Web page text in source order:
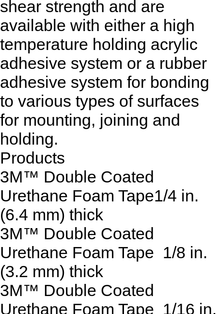
shear strength and are
available with either a high
temperature holding acrylic
adhesive system or a rubber
adhesive system for bonding
to various types of surfaces
for mounting, joining and
holding.
Products
3M™ Double Coated
Urethane Foam Tape1/4 in.
(6.4 mm) thick
3M™ Double Coated
Urethane Foam Tape 1/8 in.
(3.2 mm) thick
3M™ Double Coated
Urethane Foam Tape 1/16 in.